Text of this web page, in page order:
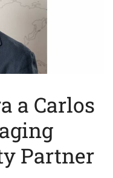
a Carlos
Partner